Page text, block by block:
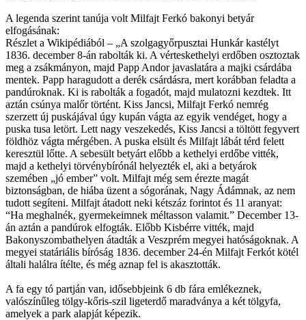
A legenda szerint tanúja volt Milfajt Ferkó bakonyi betyár
elfogásának:
Részlet a Wikipédiából – „A szolgagyőrpusztai Hunkár kastélyt
1836. december 8-án rabolták ki. A vérteskethelyi erdőben osztoztak
meg a zsákmányon, majd Papp Andor javaslatára a majki csárdába
mentek. Papp haragudott a derék csárdásra, mert korábban feladta a
pandúroknak. Ki is rabolták a fogadót, majd mulatozni kezdtek. Itt
aztán csúnya malőr történt. Kiss Jancsi, Milfajt Ferkó nemrég
szerzett új puskájával úgy kupán vágta az egyik vendéget, hogy a
puska tusa letört. Lett nagy veszekedés, Kiss Jancsi a töltött fegyvert
földhöz vágta mérgében. A puska elsült és Milfajt lábát térd felett
keresztül lőtte. A sebesült betyárt előbb a kethelyi erdőbe vitték,
majd a kethelyi törvénybírónál helyezték el, aki a betyárok
szemében „jó ember” volt. Milfajt még sem érezte magát
biztonságban, de hiába üzent a sógorának, Nagy Ádámnak, az nem
tudott segíteni. Milfajt átadott neki kétszáz forintot és 11 aranyat:
“Ha meghalnék, gyermekeimnek méltasson valamit.” December 13-
án aztán a pandúrok elfogták. Előbb Kisbérre vitték, majd
Bakonyszombathelyen átadták a Veszprém megyei hatóságoknak. A
megyei statáriális bíróság 1836. december 24-én Milfajt Ferkót kötél
általi halálra ítélte, és még aznap fel is akasztották.
A fa egy tó partján van, idősebbjeink 6 db fára emlékeznek,
valószínűleg tölgy-kőris-szil ligeterdő maradványa a két tölgyfa,
amelyek a park alapját képezik.